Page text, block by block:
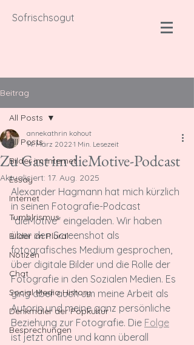
Sofrischsogut
Beitrag
All Posts
Bilder im Internet
Essay
Internet
Tumblrismus
Bilder im Plural
Notizen
Chat
Social Media History
Denkmäler der Popkultur
Besprechungen
All Posts
Zu Gast im dieMotive-Podcast
annekathrin kohout
14. März 2022 1 Min. Lesezeit
Aktualisiert: 17. Aug. 2025
Alexander Hagmann hat mich kürzlich
in seinen Fotografie-Podcast
"dieMotive" eingeladen. Wir haben
über den Screenshot als
fotografisches Medium gesprochen,
über digitale Bilder und die Rolle der
Fotografie in den Sozialen Medien. Es
ging aber auch um meine Arbeit als
Autorin und meine ganz persönliche
Beziehung zur Fotografie. Die Folge
ist jetzt online und kann überall